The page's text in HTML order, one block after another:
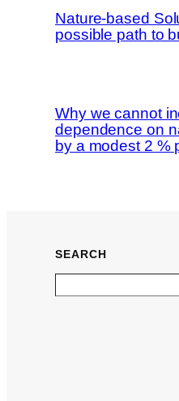
Nature-based
possible path to
Why we cannot
dependence on
by a modest 2 %
SEARCH